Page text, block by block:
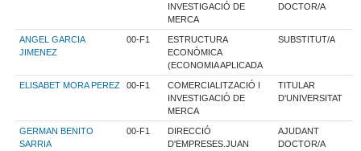
INVESTIGACIÓ DE
MERCA
DOCTOR/A
ANGEL GARCIA
JIMENEZ
00-F1
ESTRUCTURA
ECONÒMICA
(ECONOMIA APLICADA
SUBSTITUT/A
ELISABET MORA PEREZ 00-F1
COMERCIALITZACIÓ I
INVESTIGACIÓ DE
MERCA
TITULAR
D'UNIVERSITAT
GERMAN BENITO
SARRIA
00-F1
DIRECCIÓ
D'EMPRESES.JUAN
AJUDANT
DOCTOR/A